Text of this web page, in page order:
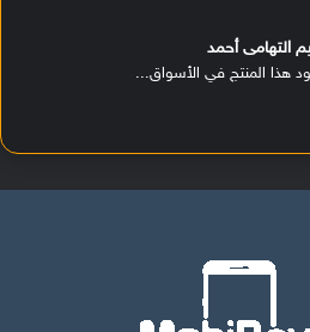
التهامى أحمد
هذا المنتج في الأسواق...